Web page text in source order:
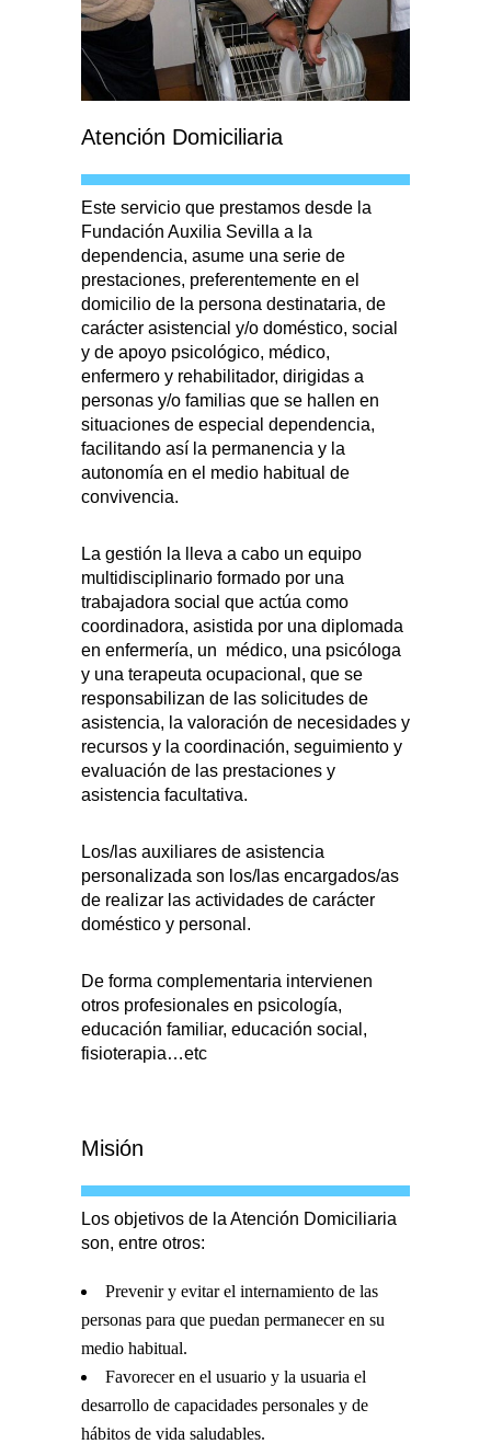
Atención Domiciliaria
Este servicio que prestamos desde la
Fundación Auxilia Sevilla a la
dependencia, asume una serie de
prestaciones, preferentemente en el
domicilio de la persona destinataria, de
carácter asistencial y/o doméstico, social
y de apoyo psicológico, médico,
enfermero y rehabilitador, dirigidas a
personas y/o familias que se hallen en
situaciones de especial dependencia,
facilitando así la permanencia y la
autonomía en el medio habitual de
convivencia.
La gestión la lleva a cabo un equipo
multidisciplinario formado por una
trabajadora social que actúa como
coordinadora, asistida por una diplomada
en enfermería, un médico, una psicóloga
y una terapeuta ocupacional, que se
responsabilizan de las solicitudes de
asistencia, la valoración de necesidades y
recursos y la coordinación, seguimiento y
evaluación de las prestaciones y
asistencia facultativa.
Los/las auxiliares de asistencia
personalizada son los/las encargados/as
de realizar las actividades de carácter
doméstico y personal.
De forma complementaria intervienen
otros profesionales en psicología,
educación familiar, educación social,
fisioterapia…etc
Misión
Los objetivos de la Atención Domiciliaria
son, entre otros:
Prevenir y evitar el internamiento de las
personas para que puedan permanecer en su
medio habitual.
Favorecer en el usuario y la usuaria el
desarrollo de capacidades personales y de
hábitos de vida saludables.